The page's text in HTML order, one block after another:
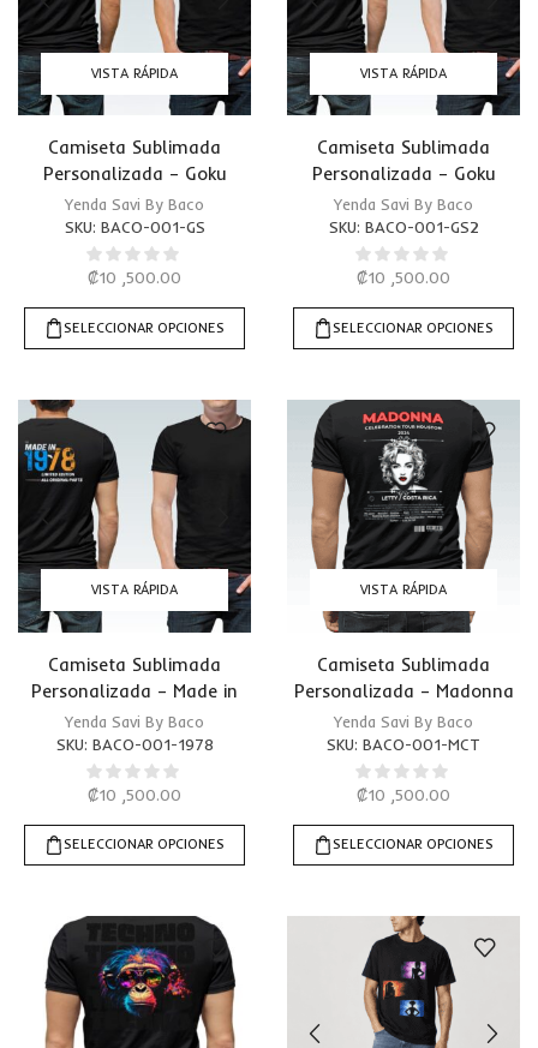
VISTA RÁPIDA
Camiseta Sublimada
Personalizada – Goku
Stronger
Yenda Savi By Baco
SKU: BACO-001-GS
₡10 ,500.00
SELECCIONAR OPCIONES
VISTA RÁPIDA
Camiseta Sublimada
Personalizada – Goku
Stronger 2
Yenda Savi By Baco
SKU: BACO-001-GS2
₡10 ,500.00
SELECCIONAR OPCIONES
VISTA RÁPIDA
Camiseta Sublimada
Personalizada – Made in
1978
Yenda Savi By Baco
SKU: BACO-001-1978
₡10 ,500.00
SELECCIONAR OPCIONES
VISTA RÁPIDA
Camiseta Sublimada
Personalizada – Madonna
Tour
Yenda Savi By Baco
SKU: BACO-001-MCT
₡10 ,500.00
SELECCIONAR OPCIONES